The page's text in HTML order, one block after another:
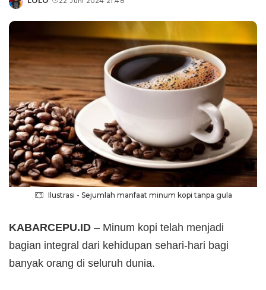
Posted
Ilustrasi - Sejumlah manfaat minum kopi tanpa gula
KABARCEPU.ID – Minum kopi telah menjadi
bagian integral dari kehidupan sehari-hari bagi
banyak orang di seluruh dunia.